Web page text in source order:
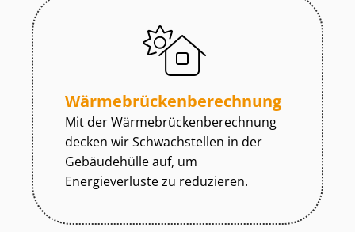
Wär­me­brü­cken­be­rech­nung
Mit der Wär­me­brü­cken­be­rech­nung
decken wir Schwachstellen in der
Gebäudehülle auf, um
Energieverluste zu reduzieren.